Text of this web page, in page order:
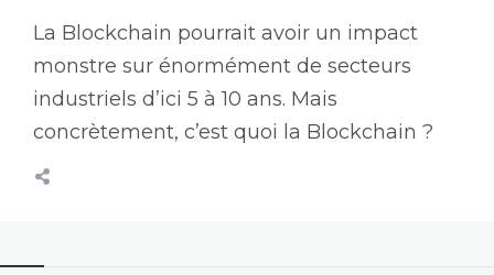
La Blockchain pourrait avoir un impact
monstre sur énormément de secteurs
industriels d’ici 5 à 10 ans. Mais
concrètement, c’est quoi la Blockchain ?